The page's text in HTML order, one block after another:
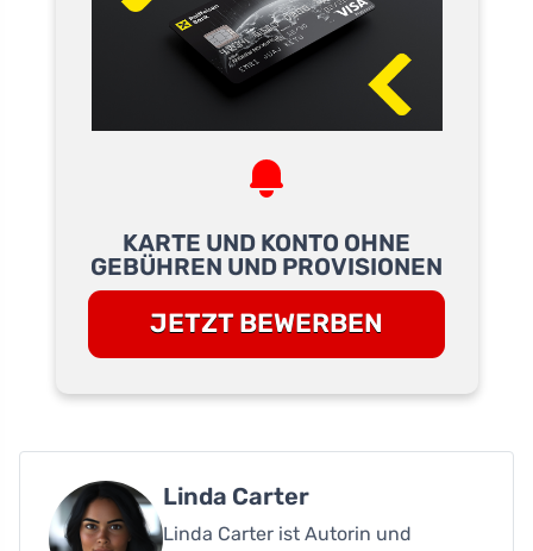
KARTE UND KONTO OHNE
GEBÜHREN UND PROVISIONEN
JETZT BEWERBEN
Linda Carter
Linda Carter ist Autorin und